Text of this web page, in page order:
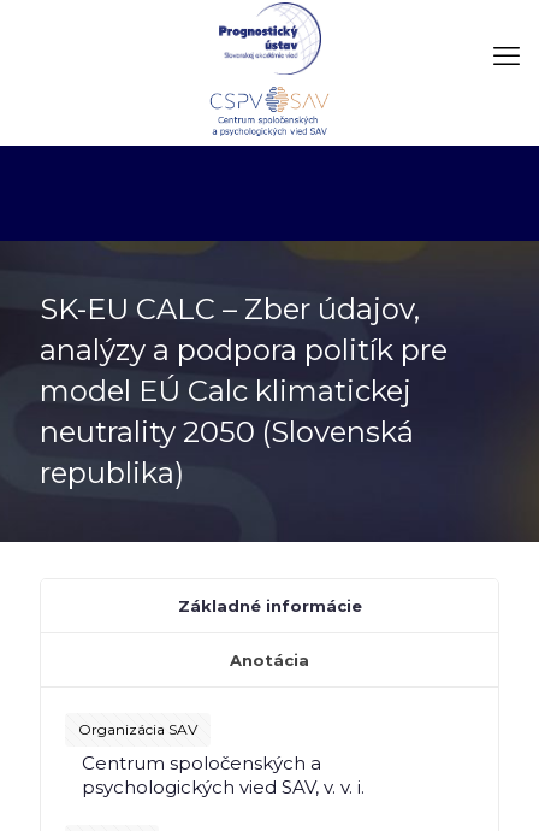
SK-EU CALC – Zber údajov,
analýzy a podpora politík pre
model EÚ Calc klimatickej
neutrality 2050 (Slovenská
republika)
Základné informácie
Anotácia
Organizácia SAV
Centrum spoločenských a
psychologických vied SAV, v. v. i.